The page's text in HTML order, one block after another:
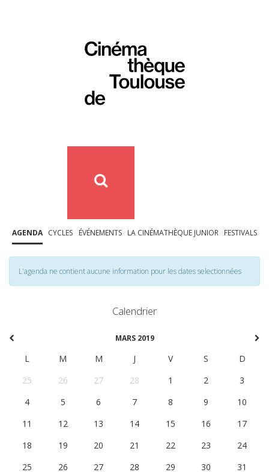
AGENDA CYCLES ÉVÉNEMENTS LA CINÉMATHÈQUE JUNIOR FESTIVALS
L'agenda ne contient aucune information pour les dates selectionnées
Calendrier
MARS 2019
L M M J V S
D
25
26 27 28 1 2
3
4
5 6 7 8 9
10
11
12 13 14 15 16
17
18
19 20 21 22 23
24
25
26 27 28 29 30 31